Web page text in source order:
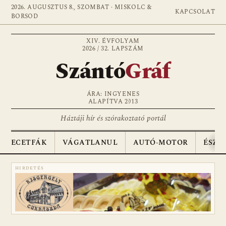
2026. AUGUSZTUS 8., SZOMBAT · MISKOLC &
BORSOD
KAPCSOLAT
XIV. ÉVFOLYAM
2026 / 32. LAPSZÁM
SzántóGráf
ÁRA: INGYENES
ALAPÍTVA 2013
Háztáji hír és szórakoztató portál
ECETFÁK VÁGATLANUL AUTÓ-MOTOR
HIRDETÉS